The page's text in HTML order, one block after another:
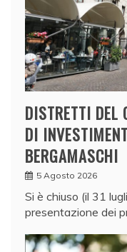
DISTRETTI
DI
BERGAMASCHI
5 Agosto 2026
Si è chiuso (il 31
presentazione dei